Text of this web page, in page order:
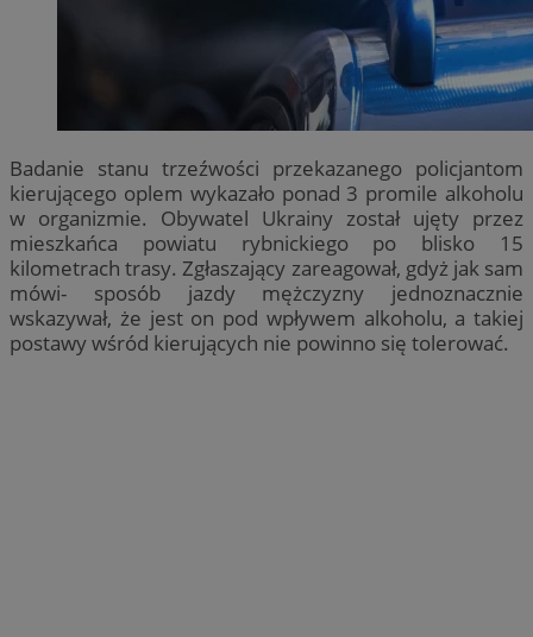
Badanie stanu trzeźwości przekazanego policjantom
kierującego oplem wykazało ponad 3 promile alkoholu
w organizmie. Obywatel Ukrainy został ujęty przez
mieszkańca powiatu rybnickiego po blisko 15
kilometrach trasy. Zgłaszający zareagował, gdyż jak sam
mówi- sposób jazdy mężczyzny jednoznacznie
wskazywał, że jest on pod wpływem alkoholu, a takiej
postawy wśród kierujących nie powinno się tolerować.